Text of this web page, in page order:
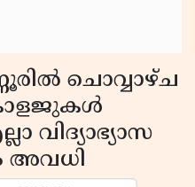
ചൊവ്വാഴ്ച
വിദ്യാഭ്യാസ
അവധി